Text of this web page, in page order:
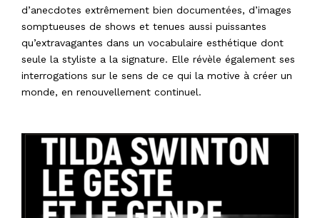
d’anecdotes extrêmement bien documentées, d’images
somptueuses de shows et tenues aussi puissantes
qu’extravagantes dans un vocabulaire esthétique dont
seule la styliste a la signature. Elle révèle également ses
interrogations sur le sens de ce qui la motive à créer un
monde, en renouvellement continuel.